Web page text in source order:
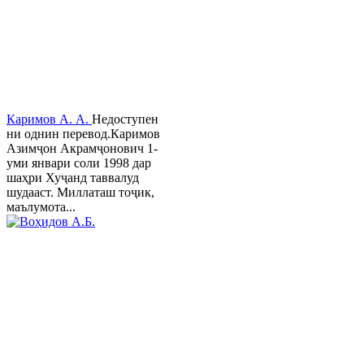
Каримов А. А. Недоступен
ни однин перевод.Каримов
Азимҷон Акрамҷонович 1-
уми январи соли 1998 дар
шаҳри Хуҷанд таввалуд
шудааст. Миллаташ тоҷик,
маълумота...